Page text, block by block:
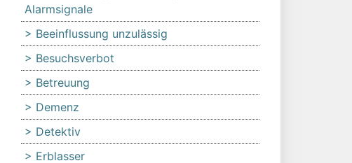
Alarmsignale
Beeinflussung unzulässig
Besuchsverbot
Betreuung
Demenz
Detektiv
Erblasser